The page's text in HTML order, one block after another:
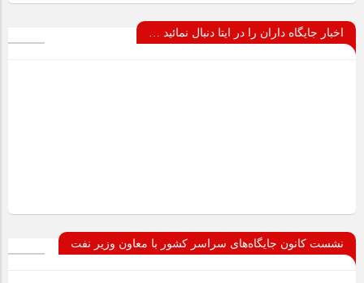
اخبار جایگاه داران را در ایتا دنبال نمائید …
نشست کانون جایگاه‌های سراسر کشور با معاون وزیر نفت